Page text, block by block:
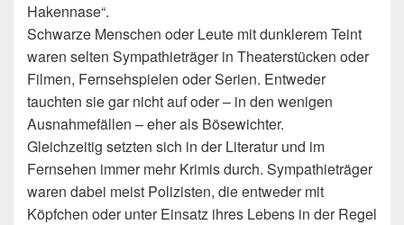
Hakennase“.
Schwarze Menschen oder Leute mit dunklerem Teint
waren selten Sympathieträger in Theaterstücken oder
Filmen, Fernsehspielen oder Serien. Entweder
tauchten sie gar nicht auf oder – in den wenigen
Ausnahmefällen – eher als Bösewichter.
Gleichzeitig setzten sich in der Literatur und im
Fernsehen immer mehr Krimis durch. Sympathieträger
waren dabei meist Polizisten, die entweder mit
Köpfchen oder unter Einsatz ihres Lebens in der Regel